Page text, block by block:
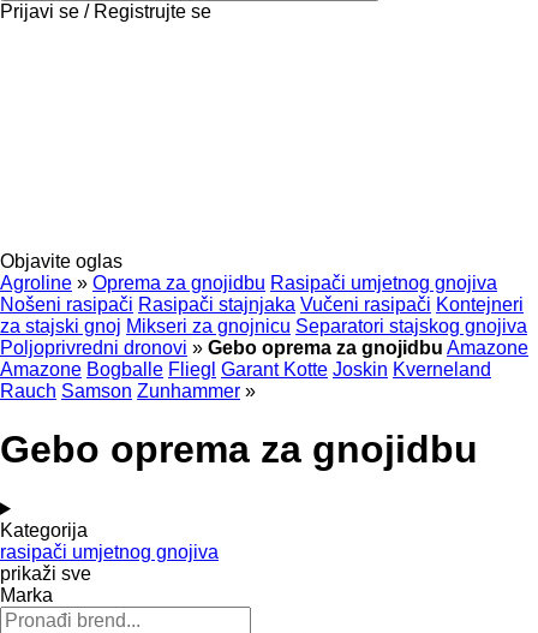
Prijavi se / Registrujte se
Objavite oglas
Agroline » Oprema za gnojidbu Rasipači umjetnog gnojiva
Nošeni rasipači Rasipači stajnjaka Vučeni rasipači Kontejneri
za stajski gnoj Mikseri za gnojnicu Separatori stajskog gnojiva
Poljoprivredni dronovi » Gebo oprema za gnojidbu Amazone
Amazone Bogballe Fliegl Garant Kotte Joskin Kverneland
Rauch Samson Zunhammer »
Gebo oprema za gnojidbu
Kategorija
rasipači umjetnog gnojiva
prikaži sve
Marka